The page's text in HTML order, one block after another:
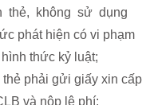
không sử dụng
phát hiện có vi phạm
thức kỷ luật;
phải gửi giấy xin cấp
và nộp lệ phí: